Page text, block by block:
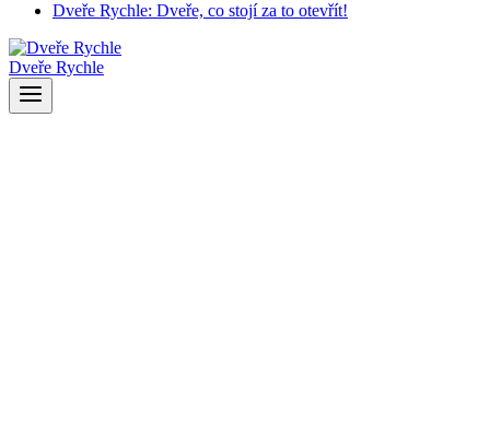
Dveře Rychle: Dveře, co stojí za to otevřít!
Dveře Rychle